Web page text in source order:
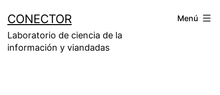
contenido
CONECTOR
Laboratorio de ciencia de la
información y viandadas
Menú